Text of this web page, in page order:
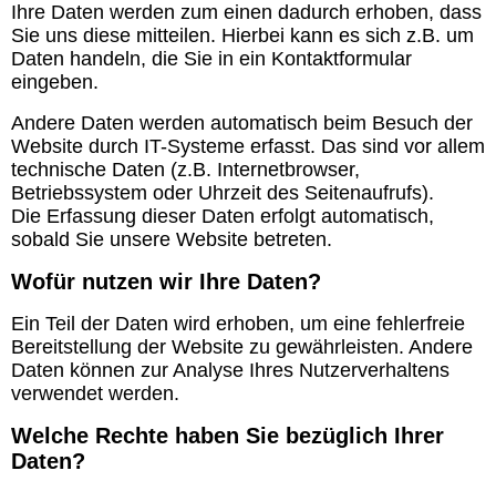
Ihre Daten werden zum einen dadurch erhoben, dass
Sie uns diese mitteilen. Hierbei kann es sich z.B. um
Daten handeln, die Sie in ein Kontaktformular
eingeben.
Andere Daten werden automatisch beim Besuch der
Website durch IT-Systeme erfasst. Das sind vor allem
technische Daten (z.B. Internetbrowser,
Betriebssystem oder Uhrzeit des Seitenaufrufs).
Die Erfassung dieser Daten erfolgt automatisch,
sobald Sie unsere Website betreten.
Wofür nutzen wir Ihre Daten?
Ein Teil der Daten wird erhoben, um eine fehlerfreie
Bereitstellung der Website zu gewährleisten. Andere
Daten können zur Analyse Ihres Nutzerverhaltens
verwendet werden.
Welche Rechte haben Sie bezüglich Ihrer
Daten?